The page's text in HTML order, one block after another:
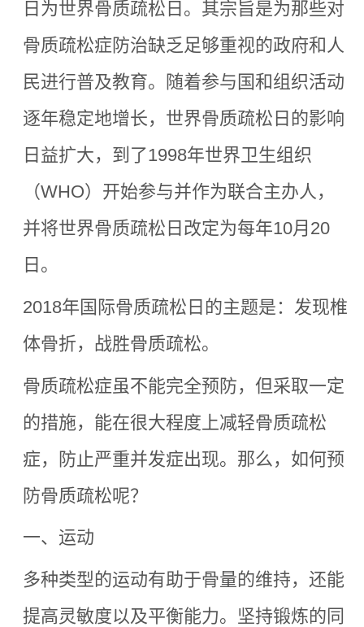
日为世界骨质疏松日。其宗旨是为那些对
骨质疏松症防治缺乏足够重视的政府和人
民进行普及教育。随着参与国和组织活动
逐年稳定地增长，世界骨质疏松日的影响
日益扩大，到了1998年世界卫生组织
（WHO）开始参与并作为联合主办人，
并将世界骨质疏松日改定为每年10月20
日。
2018年国际骨质疏松日的主题是：发现椎
体骨折，战胜骨质疏松。
骨质疏松症虽不能完全预防，但采取一定
的措施，能在很大程度上减轻骨质疏松
症，防止严重并发症出现。那么，如何预
防骨质疏松呢？
一、运动
多种类型的运动有助于骨量的维持，还能
提高灵敏度以及平衡能力。坚持锻炼的同